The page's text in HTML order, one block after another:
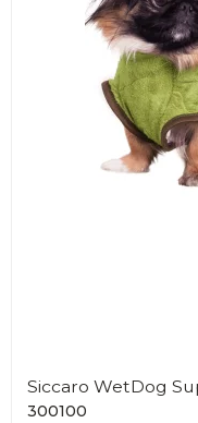
Siccaro WetDog
300100